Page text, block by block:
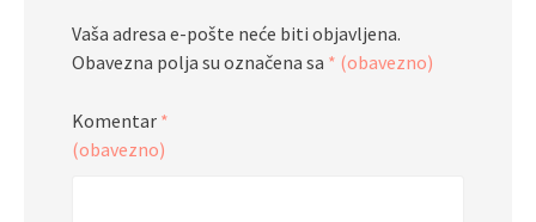
Vaša adresa e-pošte neće biti objavljena.
Obavezna polja su označena sa * (obavezno)
Komentar *
(obavezno)